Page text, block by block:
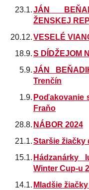
23.1.JÁN
ŽENSKEJ
20.12.VESELÉ
18.9.S DÍDŽEJOM
5.9.JÁN
Trenčín
1.9. Poďakovanie
Fraňo
28.8. NÁBOR 2024
21.1.Staršie žiačky
15.1. Hádzanárky
Winter Cup-u
14.1. Mladšie